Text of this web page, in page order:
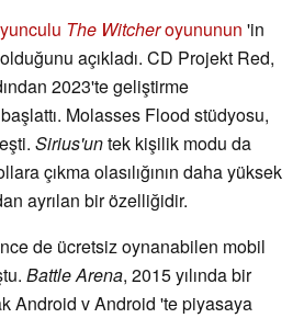
The Witcheroyununun 'in
açıkladı. CD Projekt Red,
2023'te geliştirme
Molasses Flood stüdyosu,
Sirius'untek kişilik modu da
çıkma olasılığının daha yüksek
ayrılan bir özelliğidir.
de ücretsiz oynanabilen mobil
Battle Arena, 2015 yılında bir
Android v Android 'te piyasaya